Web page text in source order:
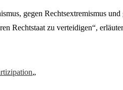
gegen Rechtsextremismus
Rechtstaat zu verteidigen“,
„